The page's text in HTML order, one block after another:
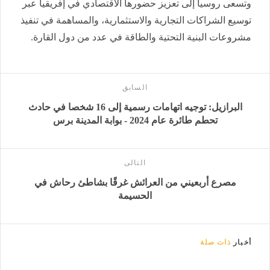
وتسعى روسيا إلى تعزيز حضورها الاقتصادي في إفريقيا عبر
توسيع الشراكات التجارية والاستثمارية، والمساهمة في تنفيذ
مشروعات البنية التحتية والطاقة في عدد من دول القارة.
السابق
البرازيل: توجيه اتهامات رسمية إلى 16 شخصا في حادث
تحطم طائرة عام 2024 - بوابة المدينة برس
التالى
مصرع أربعيني من العرائش غرقًا بشاطئ رحاش في
الحسيمة
أخبار ذات صلة